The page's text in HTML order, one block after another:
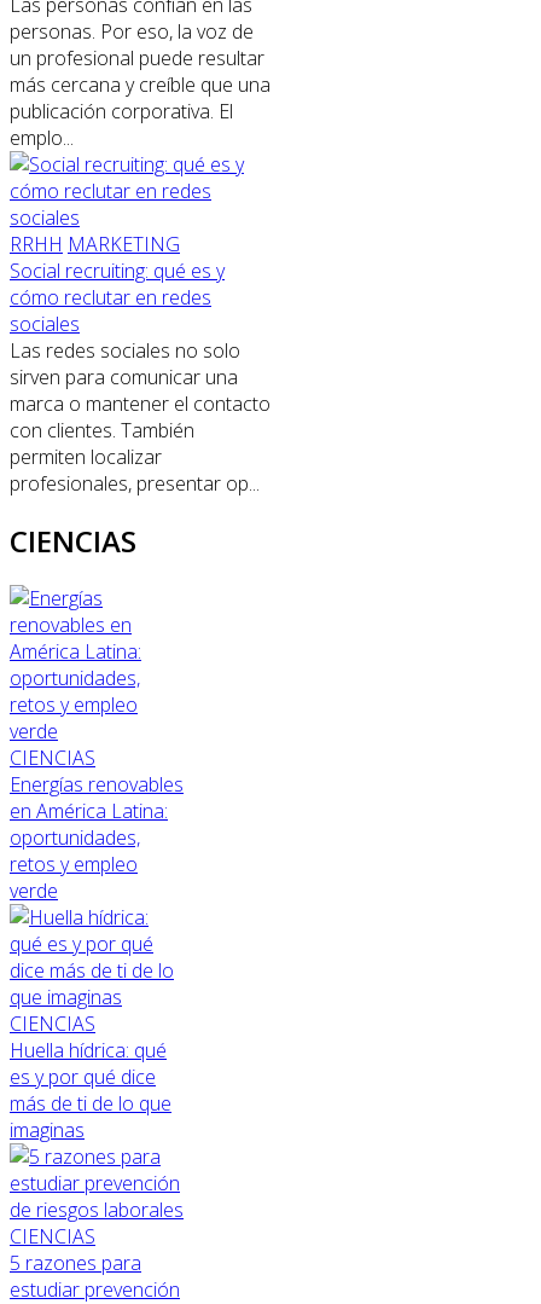
personas. Por eso, la voz de
un profesional puede resultar
más cercana y creíble que una
publicación corporativa. El
emplo...
RRHH MARKETING
Social recruiting: qué es y
cómo reclutar en redes
sociales
Las redes sociales no solo
sirven para comunicar una
marca o mantener el contacto
con clientes. También
permiten localizar
profesionales, presentar op...
CIENCIAS
CIENCIAS
Energías renovables
en América Latina:
oportunidades,
retos y empleo
verde
CIENCIAS
Huella hídrica: qué
es y por qué dice
más de ti de lo que
imaginas
CIENCIAS
5 razones para
estudiar prevención